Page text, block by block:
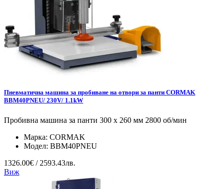
Пневматична машина за пробиване на отвори за панти CORMAK
BBM40PNEU/ 230V/ 1.1kW
Пробивна машина за панти 300 x 260 мм 2800 об/мин
Марка: CORMAK
Модел: BBM40PNEU
1326.00€ / 2593.43лв.
Виж